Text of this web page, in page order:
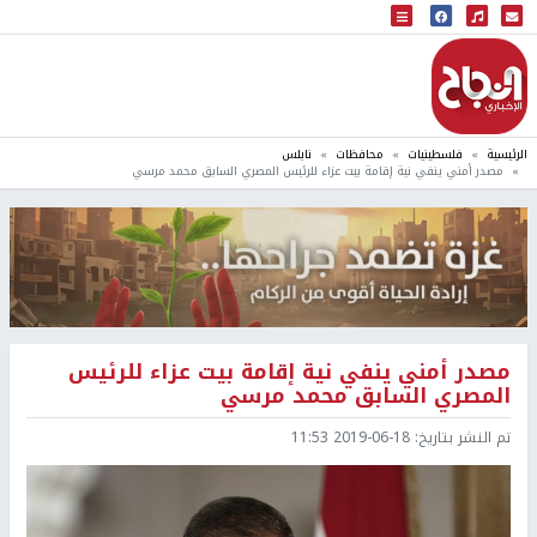
البث المباشر
إذاعة النجاح
الرئيسية فلسطينيات محافظات نابلس
مصدر أمني ينفي نية إقامة بيت عزاء للرئيس المصري السابق محمد مرسي
مصدر أمني ينفي نية إقامة بيت عزاء للرئيس
المصري السابق محمد مرسي
تم النشر بتاريخ: 2019-06-18 11:53